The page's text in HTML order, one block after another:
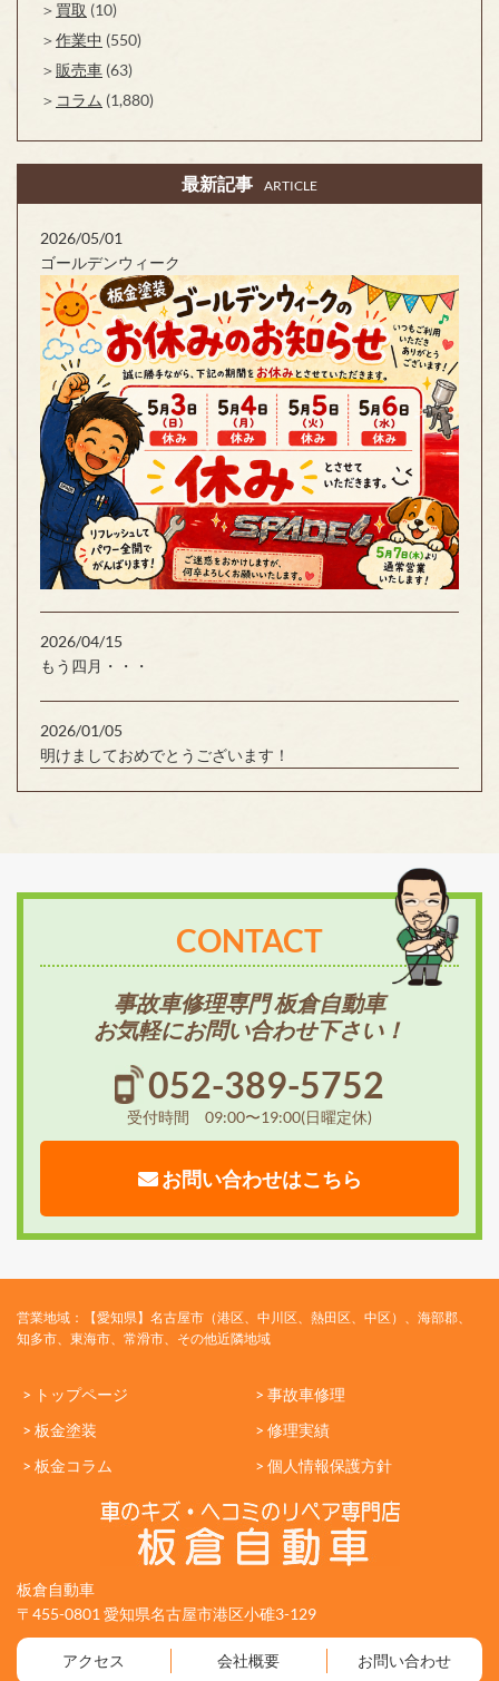
買取 (10)
作業中 (550)
販売車 (63)
コラム (1,880)
最新記事 ARTICLE
2026/05/01
ゴールデンウィーク
2026/04/15
もう四月・・・
2026/01/05
明けましておめでとうございます！
CONTACT
事故車修理専門 板倉自動車
お気軽にお問い合わせ下さい！
052-389-5752
受付時間 09:00〜19:00(日曜定休)
お問い合わせはこちら
営業地域：【愛知県】名古屋市（港区、中川区、熱田区、中区）、海部郡、
知多市、東海市、常滑市、その他近隣地域
> トップページ
> 事故車修理
> 板金塗装
> 修理実績
> 板金コラム
> 個人情報保護方針
板倉自動車
〒455-0801 愛知県名古屋市港区小碓3-129
アクセス 会社概要 お問い合わせ